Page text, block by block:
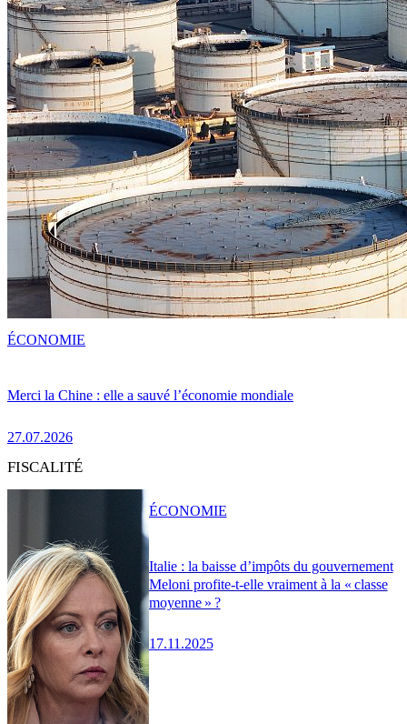
Merci la Chine : elle a sauvé l’économie mondiale
27.07.2026
ÉCONOMIE
FISCALITÉ
Italie : la baisse d’impôts du gouvernement
Meloni profite-t-elle vraiment à la « classe
moyenne » ?
17.11.2025
ÉCONOMIE